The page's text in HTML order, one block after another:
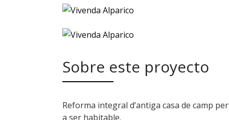
Sobre este proyecto
Reforma integral d’antiga casa de camp
a ser habitable.